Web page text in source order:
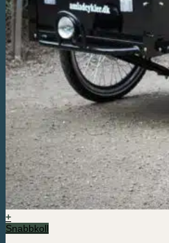
+
Snabbkoll